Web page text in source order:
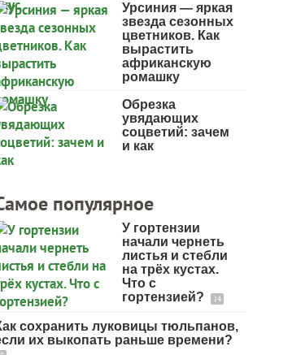
Урсиния — яркая
звезда сезонных
цветников. Как
вырастить
африканскую
ромашку
Обрезка
увядающих
соцветий: зачем
и как
популярное
У гортензии
начали чернеть
листья и стебли
на трёх кустах.
Что с
гортензией?
14
сохранить луковицы тюльпанов,
их выкопать раньше времени?